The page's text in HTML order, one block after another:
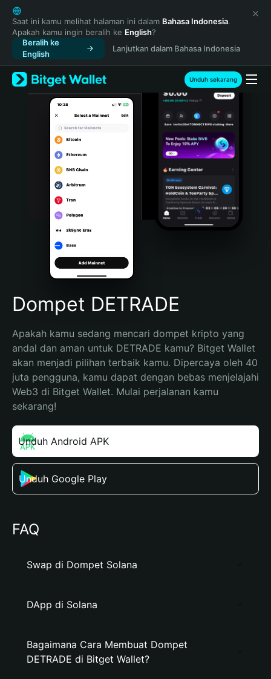
English
日本語
Tiếng Việt
Русский
Español (Latinoamérica)
Türkçe
Italiano
Português (Portugal)
Bahasa Indonesia
Português (Brasil)
Español (Argentina)
Saat ini kamu melihat halaman ini dalam Bahasa Indonesia.
Apakah kamu ingin beralih ke English?
Beralih ke
English
Lanjutkan dalam Bahasa Indonesia
Unduh sekarang
Dompet DETRADE
Apakah kamu sedang mencari dompet kripto yang
andal dan aman untuk DETRADE kamu? Bitget Wallet
akan menjadi pilihan terbaik kamu. Dipercaya oleh 40
juta pengguna, kamu dapat dengan bebas menjelajahi
Web3 di Bitget Wallet. Mulai perjalanan kamu
sekarang!
Unduh Android APK
Unduh Google Play
FAQ
Swap di Dompet Solana
DApp di Solana
Bagaimana Cara Membuat Dompet
DETRADE di Bitget Wallet?